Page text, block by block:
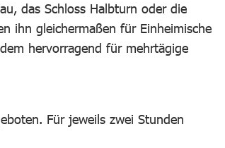
das Schloss Halbturn oder die
ihn gleichermaßen für Einheimische
hervorragend für mehrtägige
Für jeweils zwei Stunden